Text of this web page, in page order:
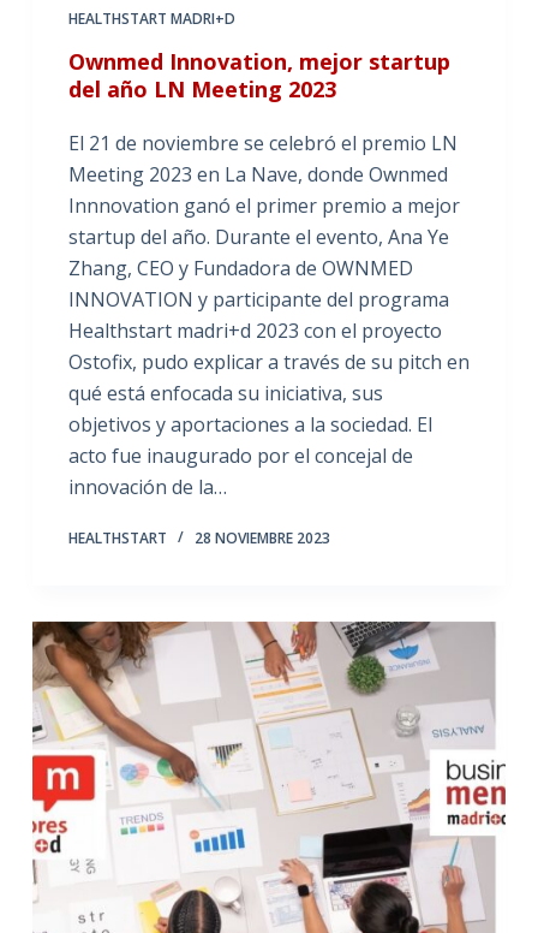
HEALTHSTART MADRI+D
Ownmed Innovation, mejor startup
del año LN Meeting 2023
El 21 de noviembre se celebró el premio LN
Meeting 2023 en La Nave, donde Ownmed
Innnovation ganó el primer premio a mejor
startup del año. Durante el evento, Ana Ye
Zhang, CEO y Fundadora de OWNMED
INNOVATION y participante del programa
Healthstart madri+d 2023 con el proyecto
Ostofix, pudo explicar a través de su pitch en
qué está enfocada su iniciativa, sus
objetivos y aportaciones a la sociedad. El
acto fue inaugurado por el concejal de
innovación de la…
HEALTHSTART 28 NOVIEMBRE 2023